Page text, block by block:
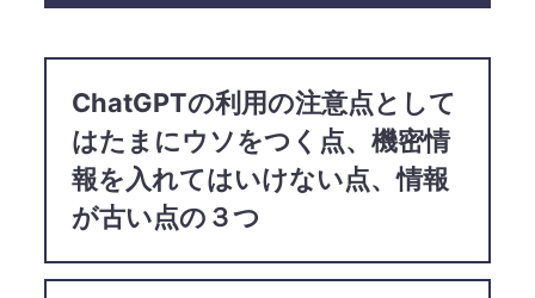
ChatGPTの利用の注意点として
はたまにウソをつく点、機密情
報を入れてはいけない点、情報
が古い点の３つ​